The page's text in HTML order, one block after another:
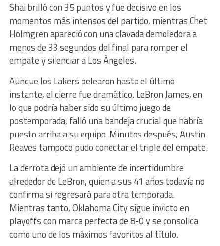
Shai brilló con 35 puntos y fue decisivo en los
momentos más intensos del partido, mientras Chet
Holmgren apareció con una clavada demoledora a
menos de 33 segundos del final para romper el
empate y silenciar a Los Ángeles.
Aunque los Lakers pelearon hasta el último
instante, el cierre fue dramático. LeBron James, en
lo que podría haber sido su último juego de
postemporada, falló una bandeja crucial que habría
puesto arriba a su equipo. Minutos después, Austin
Reaves tampoco pudo conectar el triple del empate.
La derrota dejó un ambiente de incertidumbre
alrededor de LeBron, quien a sus 41 años todavía no
confirma si regresará para otra temporada.
Mientras tanto, Oklahoma City sigue invicto en
playoffs con marca perfecta de 8-0 y se consolida
como uno de los máximos favoritos al título.